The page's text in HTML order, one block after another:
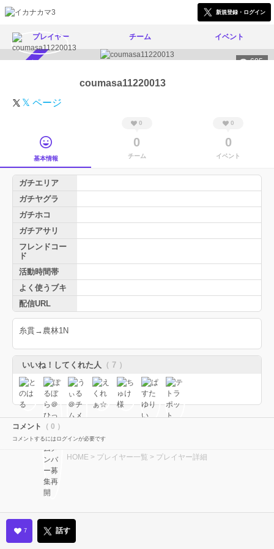
新規登録・ログイン
プレイヤー チーム イベント
605
coumasa11220013
𝕏 ページ
基本情報
0
0
チーム
0
0
イベント
ガチエリア
ガチヤグラ
ガチホコ
ガチアサリ
フレンドコー
ド
活動時間帯
よく使うブキ
配信URL
糸貫→農林1N
いいね！してくれた人 （ 7 ）
コメント （ 0 ）
コメントするにはログインが必要です
HOME > プレイヤー一覧 > プレイヤー詳細
7 話す